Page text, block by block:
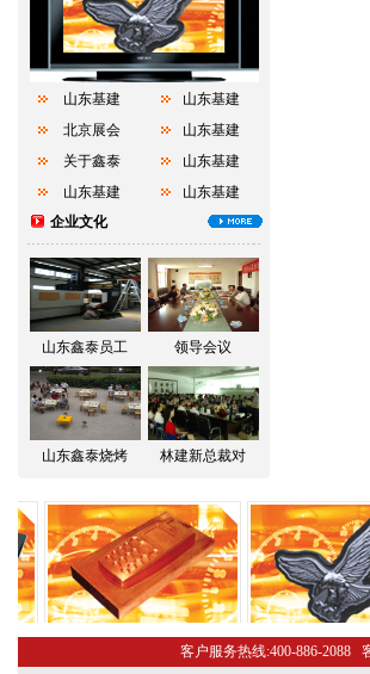
山东基建
北京展会
关于鑫泰
山东基建
山东基建
山东基建
山东基建
山东基建
企业文化
山东鑫泰员工 领导会议
山东鑫泰烧烤 林建新总裁对
客户服务热线:400-886-2088